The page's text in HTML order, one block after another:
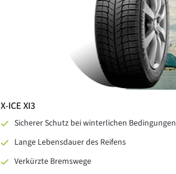
X-ICE XI3
Sicherer Schutz bei winterlichen Bedingungen
Lange Lebensdauer des Reifens
Verkürzte Bremswege